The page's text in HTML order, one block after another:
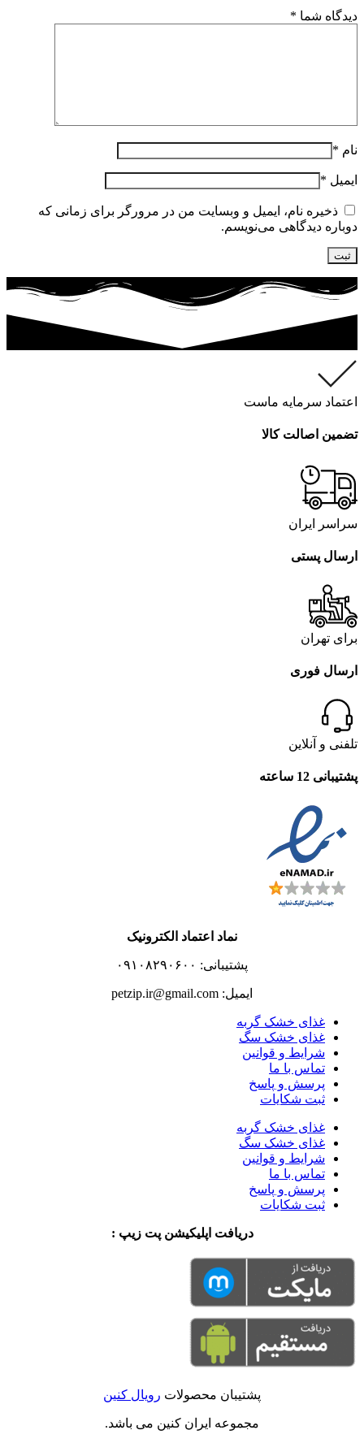
دیدگاه شما *
نام *
ایمیل *
ذخیره نام، ایمیل و وبسایت من در مرورگر برای زمانی که
دوباره دیدگاهی می‌نویسم.
اعتماد سرمایه ماست
تضمین اصالت کالا
سراسر ایران
ارسال پستی
برای تهران
ارسال فوری
تلفنی و آنلاین
پشتیبانی 12 ساعته
نماد اعتماد الکترونیک
پشتیبانی: ۰۹۱۰۸۲۹۰۶۰۰
ایمیل: petzip.ir@gmail.com
غذای خشک گربه
غذای خشک سگ
شرایط و قوانین
تماس با ما
پرسش و پاسخ
ثبت شکایات
غذای خشک گربه
غذای خشک سگ
شرایط و قوانین
تماس با ما
پرسش و پاسخ
ثبت شکایات
دریافت اپلیکیشن پت زیپ :
پشتیبان محصولات رویال کنین
مجموعه ایران کنین می باشد.